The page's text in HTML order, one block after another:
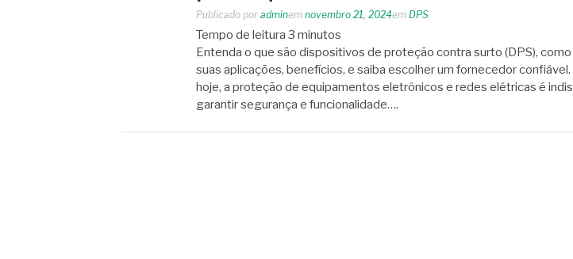
Publicado por adminem novembro 21, 2024em DPS
Tempo de leitura 3 minutos
Entenda o que são dispositivos de proteção contra surto (DPS), como
suas aplicações, benefícios, e saiba escolher um fornecedor
hoje, a proteção de equipamentos eletrônicos e redes elétricas é
garantir segurança e funcionalidade….